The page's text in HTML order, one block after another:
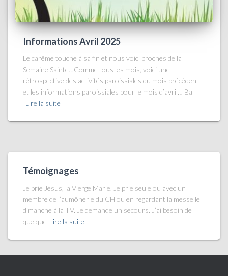
Informations Avril 2025
Le carême touche à sa fin et nous voici proches de la
Semaine Sainte…Comme tous les mois, voici une
rétrospective des activités paroissiales du mois précédent
et les informations paroissiales pour le mois d’avril… Bal
Lire la suite
Témoignages
Je prie Jésus, la Vierge Marie. Je prie seule ou avec un
membre de l’aumônerie du CH ou en regardant la messe le
dimanche à la TV. Je demande un secours. J’ai besoin de
quelque Lire la suite